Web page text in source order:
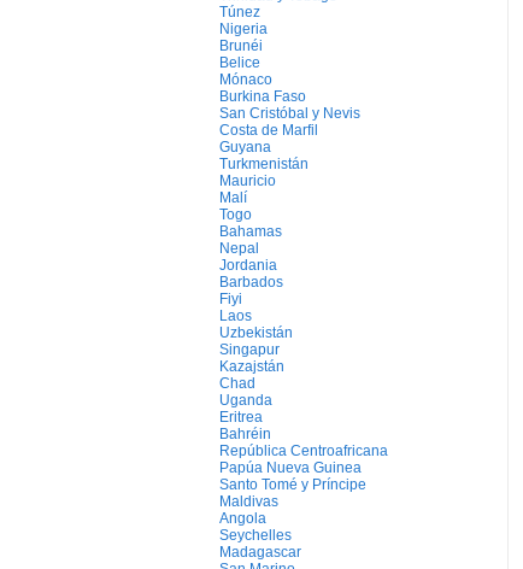
Túnez
Nigeria
Brunéi
Belice
Mónaco
Burkina Faso
San Cristóbal y Nevis
Costa de Marfil
Guyana
Turkmenistán
Mauricio
Malí
Togo
Bahamas
Nepal
Jordania
Barbados
Fiyi
Laos
Uzbekistán
Singapur
Kazajstán
Chad
Uganda
Eritrea
Bahréin
República Centroafricana
Papúa Nueva Guinea
Santo Tomé y Príncipe
Maldivas
Angola
Seychelles
Madagascar